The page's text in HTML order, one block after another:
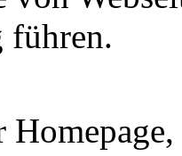
führen.